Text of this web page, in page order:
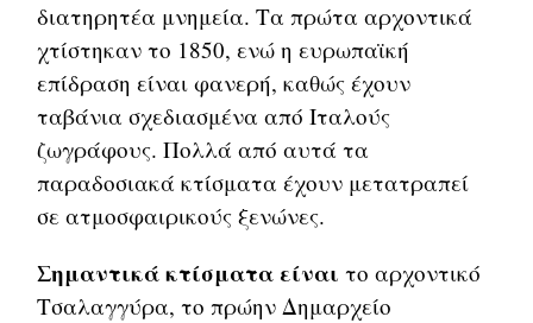
διατηρητέα μνημεία. Τα πρώτα αρχοντικά
χτίστηκαν το 1850, ενώ η ευρωπαϊκή
επίδραση είναι φανερή, καθώς έχουν
ταβάνια σχεδιασμένα από Ιταλούς
ζωγράφους. Πολλά από αυτά τα
παραδοσιακά κτίσματα έχουν μετατραπεί
σε ατμοσφαιρικούς ξενώνες.
Σημαντικά κτίσματα είναι το αρχοντικό
Τσαλαγγύρα, το πρώην Δημαρχείο